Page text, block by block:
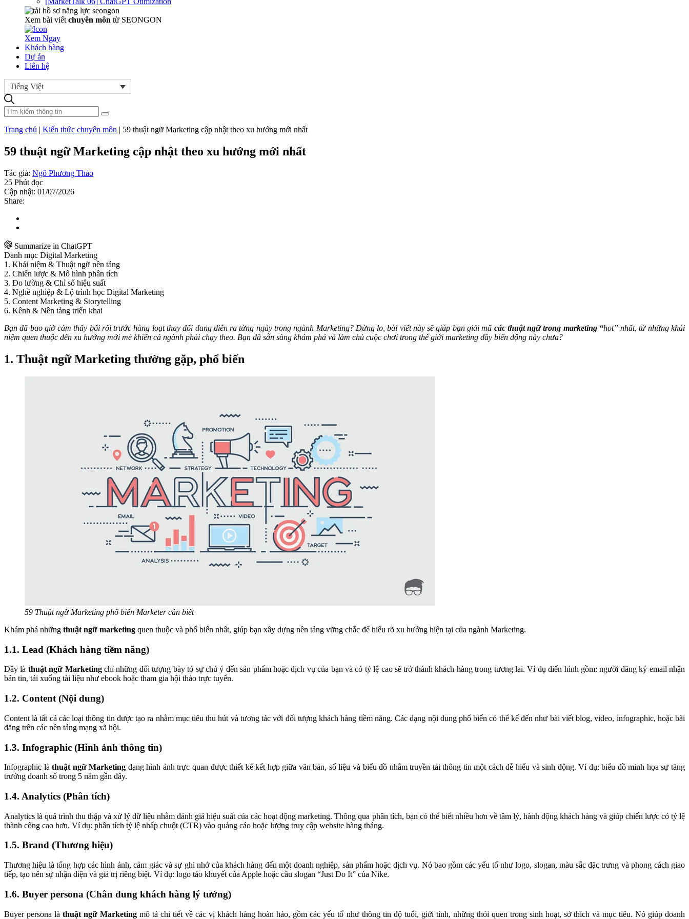
Xem bài viết chuyên môn từ SEONGON
Xem Ngay
Khách hàng
Dự án
Liên hệ
Tiếng Việt
Trang chủ | Kiến thức chuyên môn | 59 thuật ngữ Marketing cập nhật theo xu hướng mới nhất
59 thuật ngữ Marketing cập nhật theo xu hướng mới nhất
Tác giả: Ngô Phương Thảo
25 Phút đọc
Cập nhật: 01/07/2026
Share:
Summarize in ChatGPT
Danh mục Digital Marketing
1. Khái niệm & Thuật ngữ nền tảng
2. Chiến lược & Mô hình phân tích
3. Đo lường & Chỉ số hiệu suất
4. Nghề nghiệp & Lộ trình học Digital Marketing
5. Content Marketing & Storytelling
6. Kênh & Nền tảng triển khai
Bạn đã bao giờ cảm thấy bối rối trước hàng loạt thay đổi đang diễn ra từng ngày trong ngành Marketing? Đừng lo, bài viết này sẽ giúp bạn giải mã các thuật ngữ trong marketing “hot” nhất, từ những khái
niệm quen thuộc đến xu hướng mới mẻ khiến cả ngành phải chạy theo. Bạn đã sẵn sàng khám phá và làm chủ cuộc chơi trong thế giới marketing đầy biến động này chưa?
1. Thuật ngữ Marketing thường gặp, phổ biến
59 Thuật ngữ Marketing phổ biến Marketer cần biết
Khám phá những thuật ngữ marketing quen thuộc và phổ biến nhất, giúp bạn xây dựng nền tảng vững chắc để hiểu rõ xu hướng hiện tại của ngành Marketing.
1.1. Lead (Khách hàng tiềm năng)
Đây là thuật ngữ Marketingchỉ những đối tượng bày tỏ sự chú ý đến sản phẩm hoặc dịch vụ của bạn và có tỷ lệ cao sẽ trở thành khách hàng trong tương lai. Ví dụ điển hình gồm: người đăng ký email nhận
bản tin, tải xuống tài liệu như ebook hoặc tham gia hội thảo trực tuyến.
1.2. Content (Nội dung)
Content là tất cả các loại thông tin được tạo ra nhằm mục tiêu thu hút và tương tác với đối tượng khách hàng tiềm năng. Các dạng nội dung phổ biến có thể kể đến như bài viết blog, video, infographic, hoặc bài
đăng trên các nền tảng mạng xã hội.
1.3. Infographic (Hình ảnh thông tin)
Infographic là thuật ngữ Marketing dạng hình ảnh trực quan được thiết kế kết hợp giữa văn bản, số liệu và biểu đồ nhằm truyền tải thông tin một cách dễ hiểu và sinh động. Ví dụ: biểu đồ minh họa sự tăng
trưởng doanh số trong 5 năm gần đây.
1.4. Analytics (Phân tích)
Analytics là quá trình thu thập và xử lý dữ liệu nhằm đánh giá hiệu suất của các hoạt động marketing. Thông qua phân tích, bạn có thể biết nhiều hơn về tâm lý, hành động khách hàng và giúp chiến lược có tỷ lệ
thành công cao hơn. Ví dụ: phân tích tỷ lệ nhấp chuột (CTR) vào quảng cáo hoặc lượng truy cập website hàng tháng.
1.5. Brand (Thương hiệu)
Thương hiệu là tổng hợp các hình ảnh, cảm giác và sự ghi nhớ của khách hàng đến một doanh nghiệp, sản phẩm hoặc dịch vụ. Nó bao gồm các yếu tố như logo, slogan, màu sắc đặc trưng và phong cách giao
tiếp, tạo nên sự nhận diện và giá trị riêng biệt. Ví dụ: logo táo khuyết của Apple hoặc câu slogan “Just Do It” của Nike.
1.6. Buyer persona (Chân dung khách hàng lý tưởng)
Buyer persona làthuật ngữ Marketingmô tả chi tiết về các vị khách hàng hoàn hảo, gồm các yếu tố như thông tin độ tuổi, giới tính, những thói quen trong sinh hoạt, sở thích và mục tiêu. Nó giúp doanh